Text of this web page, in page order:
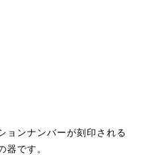
ョンナンバーが刻印される
器です。